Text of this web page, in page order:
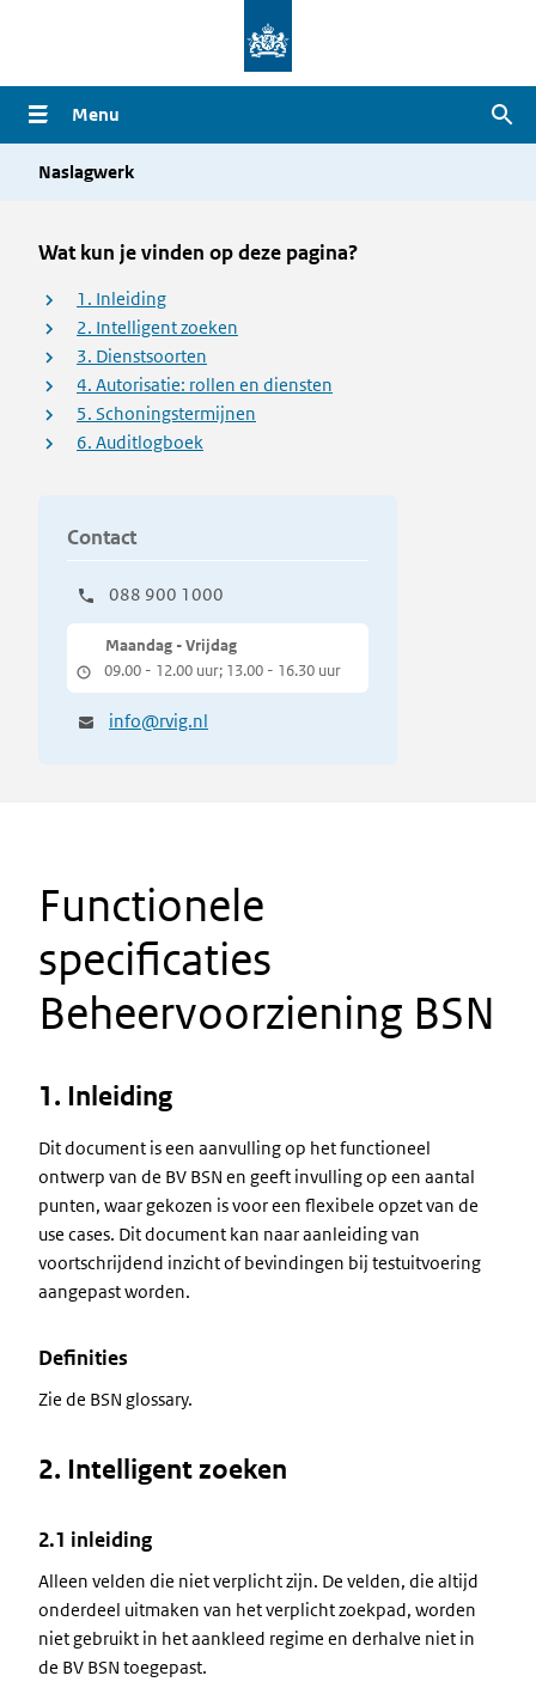
naar
de
inhoud
Menu
Naslagwerk
Wat kun je vinden op deze pagina?
1. Inleiding
2. Intelligent zoeken
3. Dienstsoorten
4. Autorisatie: rollen en diensten
5. Schoningstermijnen
6. Auditlogboek
Contact
088 900 1000
Maandag - Vrijdag
09.00 - 12.00 uur; 13.00 - 16.30 uur
info@rvig.nl
Functionele
specificaties
Beheervoorziening BSN
1. Inleiding
Dit document is een aanvulling op het functioneel
ontwerp van de BV BSN en geeft invulling op een aantal
punten, waar gekozen is voor een flexibele opzet van de
use cases. Dit document kan naar aanleiding van
voortschrijdend inzicht of bevindingen bij testuitvoering
aangepast worden.
Definities
Zie de BSN glossary.
2. Intelligent zoeken
2.1 inleiding
Alleen velden die niet verplicht zijn. De velden, die altijd
onderdeel uitmaken van het verplicht zoekpad, worden
niet gebruikt in het aankleed regime en derhalve niet in
de BV BSN toegepast.